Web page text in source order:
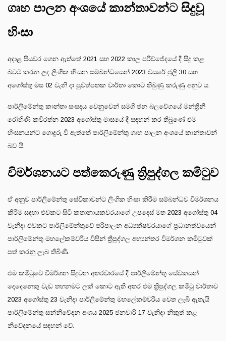
ගෘහ පාලන අංශයේ කාන්තාවන්ට සිදුවූ
හිංසා
අදාළ පියවර ගෙන ඇත්තේ 2021 සහ 2022 කාල පරිච්ජේදයේ දී සිදු කළ
බවට කරන ලද ලිංගික හිංසන සම්බන්ධයෙන් 2023 වසරේ ජුලි 30 සහ
අගෝස්තු මස 02 වැනි දා පුවත්පතක වාර්තා කොට තිබුණු කරුණු අනුව ය.
පාර්ලිමේන්තු කාන්තා සංසදය වෙනුවෙන් සමගි ජන බලවේගයේ මන්ත්‍රීනී
රෝහිණී කවිරත්න 2023 අගෝස්තු මාසයේ දී සඳහන් කර තිබුණේ එම
හිංසනයන්ට ගොදුරු වී ඇත්තේ පාර්ලිමේන්තු ගෘහ පාලන අංශයේ කාන්තාවන්
බව යි.
විමර්ශනයට පත්කෙරුණු ත්‍රිපුද්ගල කමිටුව
ඒ අනුව පාර්ලිමේන්තු සේවිකාවන්ට ලිංගික හිංසා කිරීම සම්බන්ධව විමර්ශනය
කිරිම සඳහා එවකට සිටි කතානායකවරයාගේ උපදෙස් මත 2023 අගෝස්තු 04
වැනිදා එවකට පාර්ලිමේන්තුවේ පරිපාලන අධ්‍යක්ෂවරයාගේ ප්‍රධානත්වයෙන්
පාර්ලිමේන්තු මහලේකම්වරිය විසින් ත්‍රිපුද්ගල අභ්‍යන්තර විමර්ශන කමිටුවක්
පත් කරනු ලැබ තිබිණි.
එම කමිටුවේ විමර්ශන සිදුවන අතරවාරයේ දී පාර්ලිමේන්තු සේවකයන්
දෙදෙනෙකු වැඩ තහනමට ලක් කොට ඇති අතර එම ත්‍රිපුද්ගල කමිටු වාර්තාව
2023 අගෝස්තු 23 වැනිදා පාර්ලිමේන්තු මහලේකම්වරිය වෙත ලැබී ඇතැයි
පාර්ලිමේන්තු සන්නිවේදන අංශය 2025 ජනවාරි 17 වැනිදා නිකුත් කළ
නිවේදනයේ සඳහන් වේ.